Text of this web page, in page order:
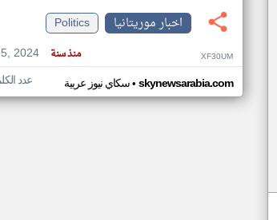
اخبار موريتانيا
Politics
2024
منذ سنة XF30UM
سكاي نيوز عربية• skynewsarabia.com عدد